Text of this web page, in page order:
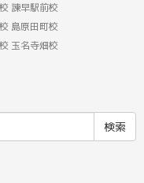
諫早駅前校
島原田町校
玉名寺畑校